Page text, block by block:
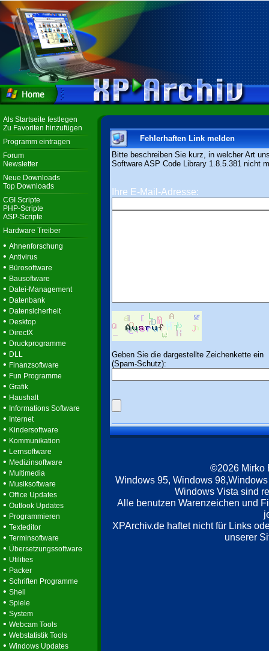
Als Startseite festlegen
Zu Favoriten hinzufügen
Programm eintragen
Forum
Newsletter
Neue Downloads
Top Downloads
CGI Scripte
PHP-Scripte
ASP-Scripte
Hardware Treiber
• Ahnenforschung
• Antivirus
• Bürosoftware
• Bausoftware
• Datei-Management
• Datenbank
• Datensicherheit
• Desktop
• DirectX
• Druckprogramme
• DLL
• Finanzsoftware
• Fun Programme
• Grafik
• Haushalt
• Informations Software
• Internet
• Kindersoftware
• Kommunikation
• Lernsoftware
• Medizinsoftware
• Multimedia
• Musiksoftware
• Office Updates
• Outlook Updates
• Programmieren
• Texteditor
• Terminsoftware
• Übersetzungssoftware
• Utilities
• Packer
• Schriften Programme
• Shell
• Spiele
• System
• Webcam Tools
• Webstatistik Tools
• Windows Updates
Fehlerhaften Link melden
Bitte beschreiben Sie kurz, in welcher Art
Software ASP Code Library 1.8.5.381 nicht
Ihre E-Mail-Adresse:
Geben Sie die dargestellte Zeichenkette ein
(Spam-Schutz):
©2026 Mirko
Windows 95, Windows
Windows Vista sind
Alle benutzen Warenzeichen und
XPArchiv.de haftet nicht für Links
unserer